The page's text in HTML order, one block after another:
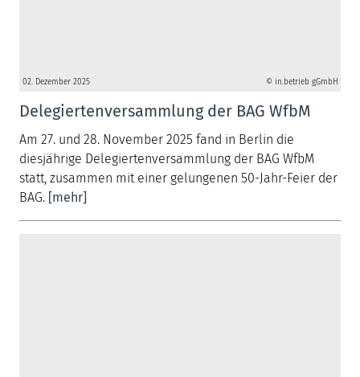
02. Dezember 2025 © in.betrieb gGmbH
Delegiertenversammlung der BAG WfbM
Am 27. und 28. November 2025 fand in Berlin die
diesjährige Delegiertenversammlung der BAG WfbM
statt, zusammen mit einer gelungenen 50-Jahr-Feier der
BAG. [mehr]